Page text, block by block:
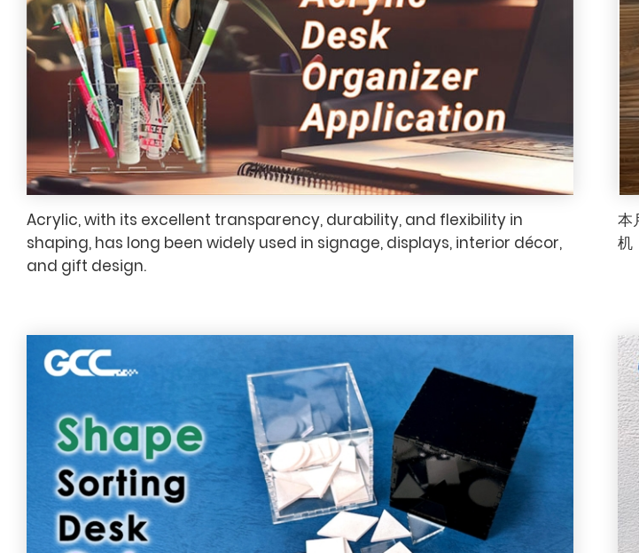
Acrylic, with its excellent transparency, durability, and flexibility in
shaping, has long been widely used in signage, displays, interior décor,
and gift design.
本
机